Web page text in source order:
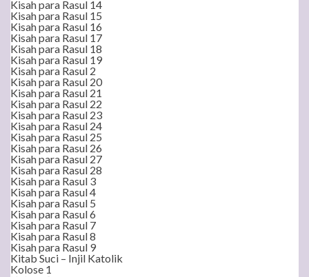
Kisah para Rasul 14
Kisah para Rasul 15
Kisah para Rasul 16
Kisah para Rasul 17
Kisah para Rasul 18
Kisah para Rasul 19
Kisah para Rasul 2
Kisah para Rasul 20
Kisah para Rasul 21
Kisah para Rasul 22
Kisah para Rasul 23
Kisah para Rasul 24
Kisah para Rasul 25
Kisah para Rasul 26
Kisah para Rasul 27
Kisah para Rasul 28
Kisah para Rasul 3
Kisah para Rasul 4
Kisah para Rasul 5
Kisah para Rasul 6
Kisah para Rasul 7
Kisah para Rasul 8
Kisah para Rasul 9
Kitab Suci – Injil Katolik
Kolose 1